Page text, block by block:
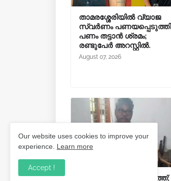
താമരശ്ശേരിയിൽ വ്യാജ
സ്വർണം പണയപ്പെടുത്തി
പണം തട്ടാൻ ശ്രമം;
രണ്ടുപേർ അറസ്റ്റിൽ.
August 07, 2026
സ്കൂട്ടറിൽ ചാരായം കടത്ത്;
Our website uses cookies to improve your
experience. Learn more
Accept !